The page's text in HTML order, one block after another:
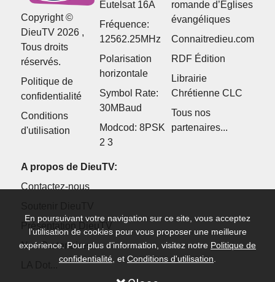
Copyright ©
DieuTV 2026 ,
Tous droits
réservés.
Politique de
confidentialité
Conditions
d'utilisation
Eutelsat 16A
Fréquence:
12562.25MHz
Polarisation
horizontale
Symbol Rate:
30MBaud
Modcod: 8PSK
2 3
romande d’Églises
évangéliques
Connaitredieu.com
RDF Édition
Librairie
Chrétienne CLC
Tous nos
partenaires...
A propos de DieuTV:
Contactez-nous
Présentation DieuTV
Nos Partenaires
En poursuivant votre navigation sur ce site, vous acceptez
l’utilisation de cookies pour vous proposer une meilleure
expérience. Pour plus d’information, visitez notre Politique de
confidentialité , et Conditions d'utilisation